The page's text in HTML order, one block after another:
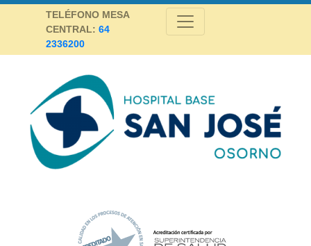
Skip
TELÉFONO MESA
CENTRAL: 64
2336200